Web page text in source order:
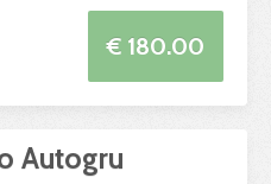
€ 180.00
Autogru